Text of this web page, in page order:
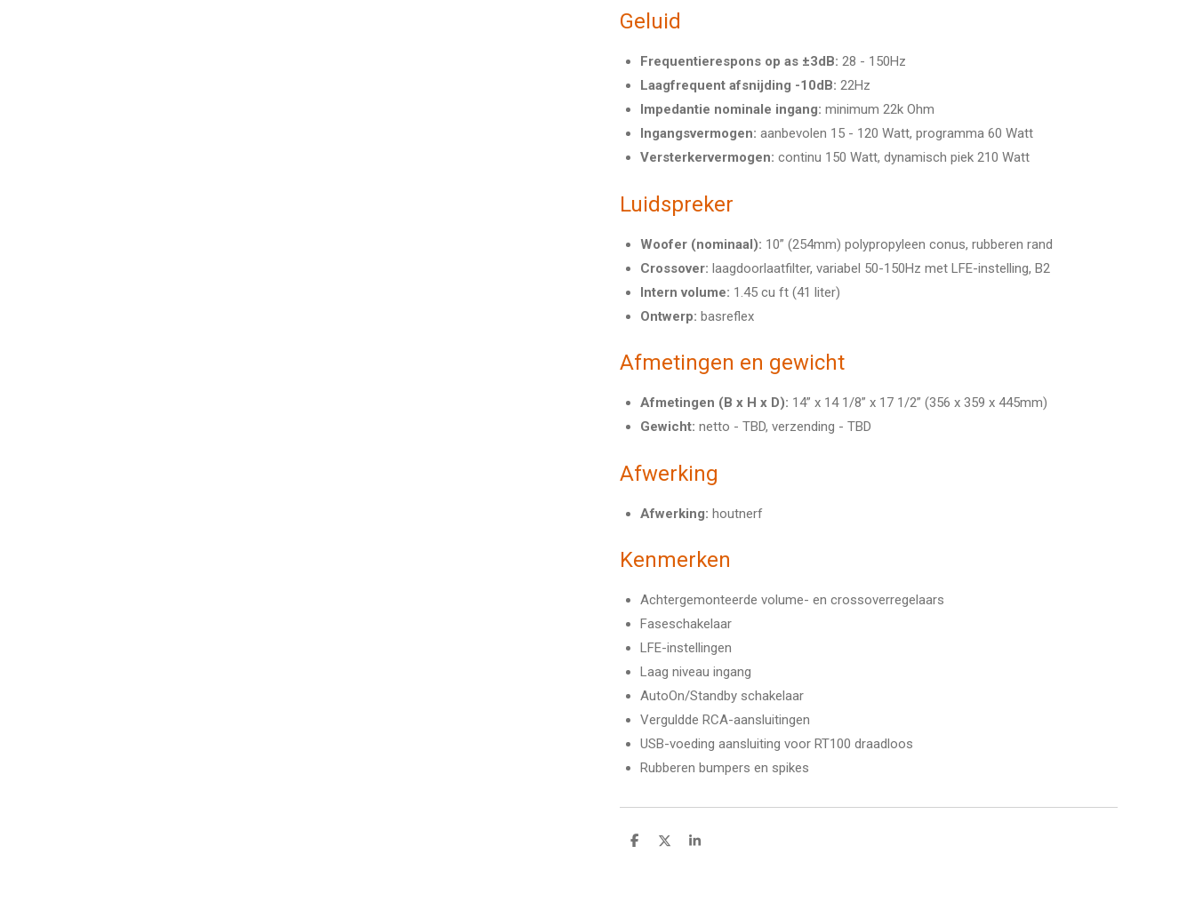
Geluid
Frequentierespons op as ±3dB: 28 - 150Hz
Laagfrequent afsnijding -10dB: 22Hz
Impedantie nominale ingang: minimum 22k Ohm
Ingangsvermogen: aanbevolen 15 - 120 Watt, programma 60 Watt
Versterkervermogen: continu 150 Watt, dynamisch piek 210 Watt
Luidspreker
Woofer (nominaal): 10” (254mm) polypropyleen conus, rubberen rand
Crossover: laagdoorlaatfilter, variabel 50-150Hz met LFE-instelling, B2
Intern volume: 1.45 cu ft (41 liter)
Ontwerp: basreflex
Afmetingen en gewicht
Afmetingen (B x H x D): 14” x 14 1/8” x 17 1/2” (356 x 359 x 445mm)
Gewicht: netto - TBD, verzending - TBD
Afwerking
Afwerking: houtnerf
Kenmerken
Achtergemonteerde volume- en crossoverregelaars
Faseschakelaar
LFE-instellingen
Laag niveau ingang
AutoOn/Standby schakelaar
Verguldde RCA-aansluitingen
USB-voeding aansluiting voor RT100 draadloos
Rubberen bumpers en spikes
D
D
S